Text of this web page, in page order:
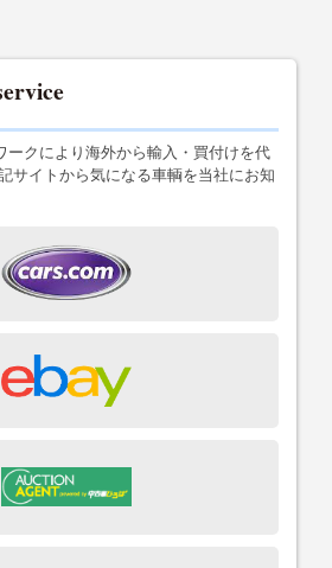
ークにより海外から輸入・買付けを代
サイトから気になる車輌を当社にお知